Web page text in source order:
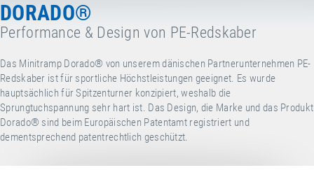
DORADO®
Performance & Design von PE-Redskaber
Das Minitramp Dorado® von unserem dänischen Partnerunternehmen PE-
Redskaber ist für sportliche Höchstleistungen geeignet. Es wurde
hauptsächlich für Spitzenturner konzipiert, weshalb die
Sprungtuchspannung sehr hart ist. Das Design, die Marke und das Produkt
Dorado® sind beim Europäischen Patentamt registriert und
dementsprechend patentrechtlich geschützt.